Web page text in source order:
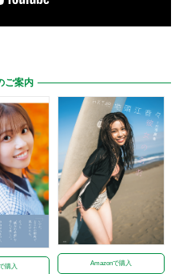
ご案内
購入
Amazonで購入